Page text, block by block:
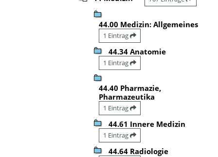
44.00 Medizin: Allgemeines
1 Eintrag
44.34 Anatomie
1 Eintrag
44.40 Pharmazie,
Pharmazeutika
1 Eintrag
44.61 Innere Medizin
1 Eintrag
44.64 Radiologie